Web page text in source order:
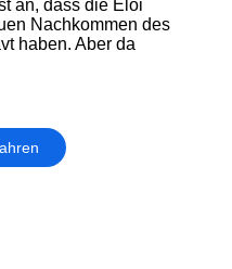
an, dass die Eloi
Nachkommen des
haben. Aber da